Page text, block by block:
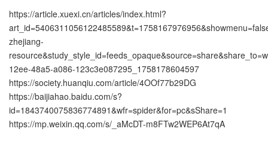
https://article.xuexi.cn/articles/index.html?
zhejiang-
12ee-48a5-a086-123c3e087295_1758178604597
https://society.huanqiu.com/article/4OOf77b29DG
https://baijiahao.baidu.com/s?
id=1843740075836774891&wfr=spider&for=pc&sShare=1
https://mp.weixin.qq.com/s/_aMcDT-m8FTw2WEP6At7qA